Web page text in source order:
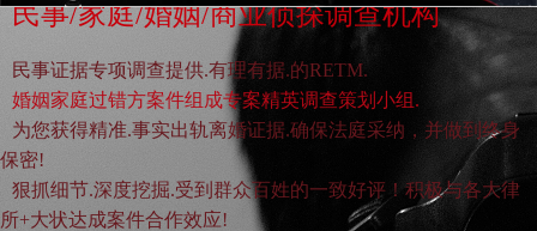
民事/家庭/婚姻/商业侦探调查机构
民事证据专项调查提供.有理有据.的RETM.
婚姻家庭过错方案件组成专案精英调查策划小组.
为您获得精准.事实出轨离婚证据.确保法庭采纳，并做到终身
保密!
狠抓细节.深度挖掘.受到群众百姓的一致好评！积极与各大律
所+大状达成案件合作效应!